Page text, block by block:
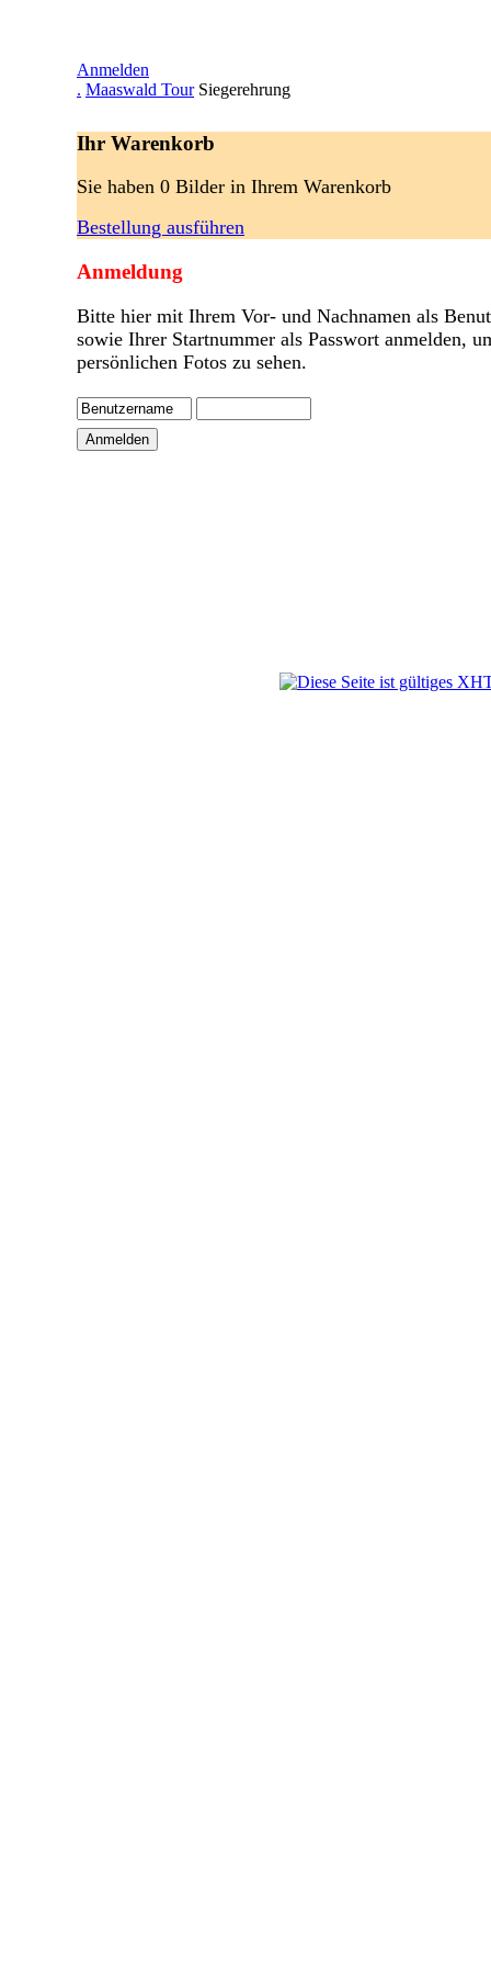
Anmelden
. Maaswald Tour Siegerehrung
Ihr Warenkorb
Sie haben 0 Bilder in Ihrem Warenkorb
Bestellung ausführen
Anmeldung
Bitte hier mit Ihrem Vor- und Nachnamen als
sowie Ihrer Startnummer als Passwort anmelden,
persönlichen Fotos zu sehen.